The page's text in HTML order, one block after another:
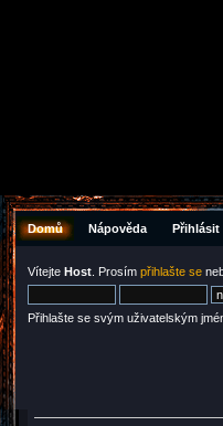
Domů Nápověda Přihlásit
Vítejte Host . Prosím přihlašte se
Přihlašte se svým uživatelským